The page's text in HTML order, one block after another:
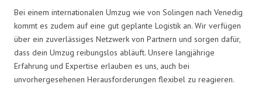
Bei einem internationalen Umzug wie von Solingen nach Venedig
kommt es zudem auf eine gut geplante Logistik an. Wir verfügen
über ein zuverlässiges Netzwerk von Partnern und sorgen dafür,
dass dein Umzug reibungslos abläuft. Unsere langjährige
Erfahrung und Expertise erlauben es uns, auch bei
unvorhergesehenen Herausforderungen flexibel zu reagieren.